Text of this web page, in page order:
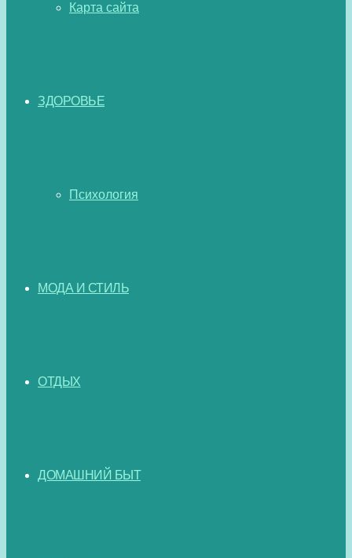
Карта сайта
ЗДОРОВЬЕ
Психология
МОДА И СТИЛЬ
ОТДЫХ
ДОМАШНИЙ БЫТ